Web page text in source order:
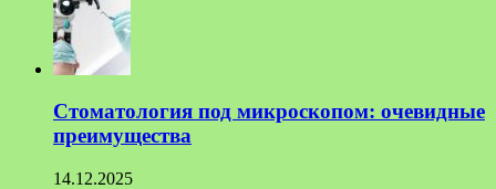
Стоматология под микроскопом: очевидные
преимущества
14.12.2025